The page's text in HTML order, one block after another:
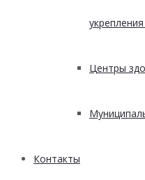
Центры
Контакты